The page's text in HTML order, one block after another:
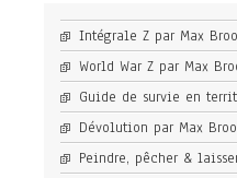
Intégrale Z par Max
World War Z par Max
Guide de survie en
Dévolution par Max
Peindre, pêcher &